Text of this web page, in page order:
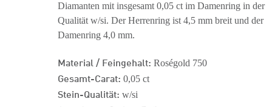
Diamanten mit insgesamt 0,05 ct im Damenring in der
Qualität w/si. Der Herrenring ist 4,5 mm breit und der
Damenring 4,0 mm.
Material / Feingehalt: Roségold 750
Gesamt-Carat: 0,05 ct
Stein-Qualität: w/si